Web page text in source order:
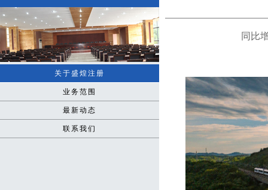
关于盛煌注册
业务范围
最新动态
联系我们
同比